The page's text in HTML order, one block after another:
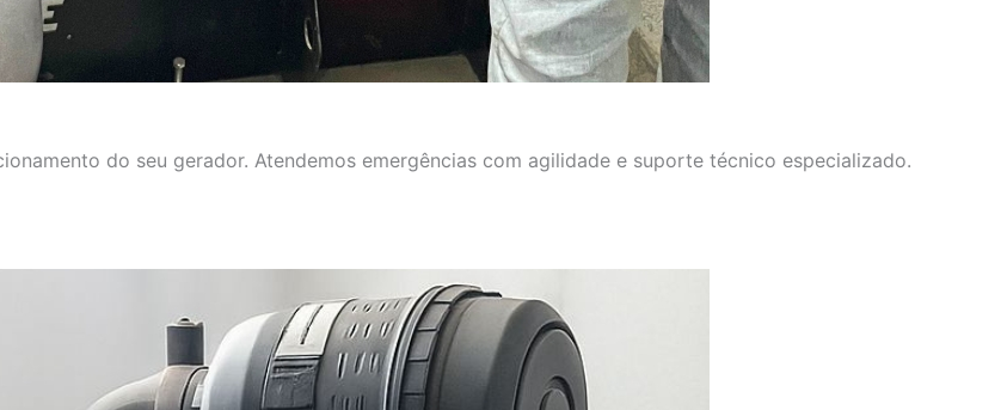
do seu gerador. Atendemos emergências com agilidade e suporte técnico especializado.